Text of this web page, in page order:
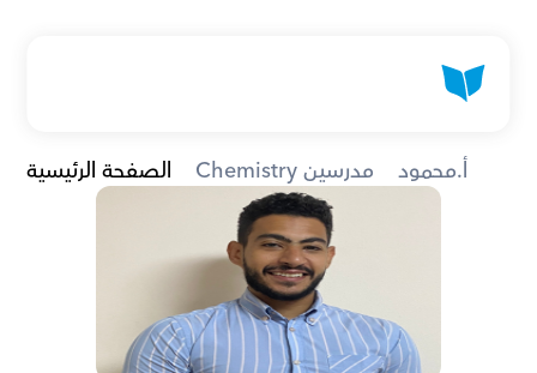
الصفحة الرئيسية Chemistry مدرسين أ.محمود